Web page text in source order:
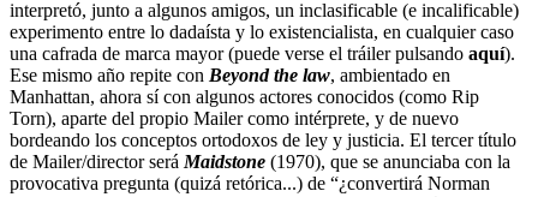
interpretó, junto a algunos amigos, un inclasificable (e incalificable)
experimento entre lo dadaísta y lo existencialista, en cualquier caso
una cafrada de marca mayor (puede verse el tráiler pulsando aquí).
Ese mismo año repite con Beyond the law, ambientado en
Manhattan, ahora sí con algunos actores conocidos (como Rip
Torn), aparte del propio Mailer como intérprete, y de nuevo
bordeando los conceptos ortodoxos de ley y justicia. El tercer título
de Mailer/director será Maidstone (1970), que se anunciaba con la
provocativa pregunta (quizá retórica...) de “¿convertirá Norman